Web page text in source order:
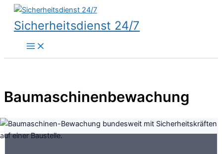
Zum
Inhalt
springen
Sicherheitsdienst 24/7
Baumaschinenbewachung